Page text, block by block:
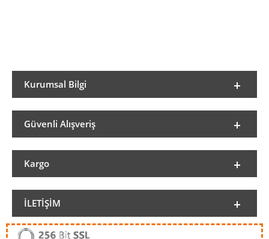
Kurumsal Bilgi
Güvenli Alışveriş
Kargo
İLETIŞIM